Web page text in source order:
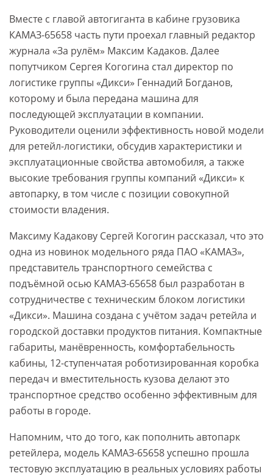
Вместе с главой автогиганта в кабине грузовика
КАМАЗ-65658 часть пути проехал главный редактор
журнала «За рулём» Максим Кадаков. Далее
попутчиком Сергея Когогина стал директор по
логистике группы «Дикси» Геннадий Богданов,
которому и была передана машина для
последующей эксплуатации в компании.
Руководители оценили эффективность новой модели
для ретейл-логистики, обсудив характеристики и
эксплуатационные свойства автомобиля, а также
высокие требования группы компаний «Дикси» к
автопарку, в том числе с позиции совокупной
стоимости владения.
Максиму Кадакову Сергей Когогин рассказал, что это
одна из новинок модельного ряда ПАО «КАМАЗ»,
представитель транспортного семейства с
подъёмной осью КАМАЗ-65658 был разработан в
сотрудничестве с техническим блоком логистики
«Дикси». Машина создана с учётом задач ретейла и
городской доставки продуктов питания. Компактные
габариты, манёвренность, комфортабельность
кабины, 12-ступенчатая роботизированная коробка
передач и вместительность кузова делают это
транспортное средство особенно эффективным для
работы в городе.
Напомним, что до того, как пополнить автопарк
ретейлера, модель КАМАЗ-65658 успешно прошла
тестовую эксплуатацию в реальных условиях работы